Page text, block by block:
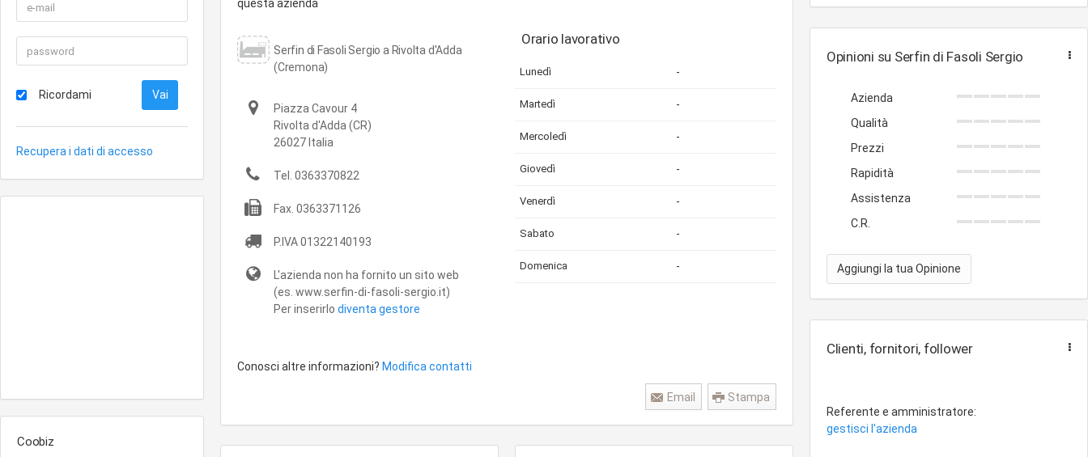
Ricordami
Recupera i dati di accesso
Coobiz
questa azienda
Serfin di Fasoli Sergio a Rivolta d'Adda
(Cremona)
Piazza Cavour 4
Rivolta d'Adda (CR)
26027 Italia
Tel. 0363370822
Fax. 0363371126
P.IVA01322140193
L'azienda non ha fornito un sito web
(es. www.serfin-di-fasoli-sergio.it)
Per inserirlo diventa gestore
Orario lavorativo
Lunedì -
Martedì -
Mercoledì -
Giovedì -
Venerdì -
Sabato -
Domenica -
Conosci altre informazioni? Modifica contatti
Stampa
Email
Opinioni su Serfin di Fasoli Sergio
Azienda
Qualità
Prezzi
Rapidità
Assistenza
C.R.
Aggiungi la tua Opinione
Clienti, fornitori, follower
Referente e amministratore:
gestisci l'azienda